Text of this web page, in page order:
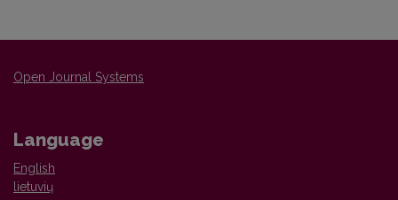
Open Journal Systems
Language
English
lietuvių